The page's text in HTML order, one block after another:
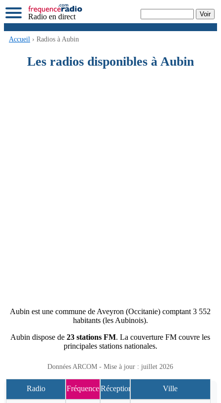
Radio en direct
Accueil › Radios à Aubin
Les radios disponibles à Aubin
Aubin est une commune de Aveyron (Occitanie) comptant 3 552
habitants (les Aubinois).
Aubin dispose de23 stations FM. La couverture FM couvre les
principales stations nationales.
Données ARCOM - Mise à jour : juillet 2026
Radio FréquenceRéception Ville